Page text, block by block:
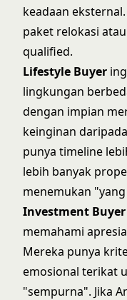
keadaan
paket relokasi
qualified.
Lifestyle Buyer
lingkungan
dengan impian
keinginan
punya timeline
lebih banyak
menemukan
Investment Buyer
memahami
Mereka punya
emosional terikat
"sempurna". Jika